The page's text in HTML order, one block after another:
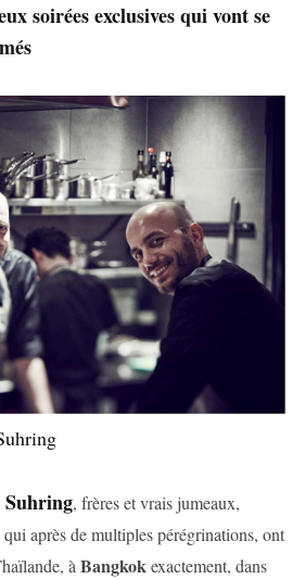
soirées exclusives qui vont se
, frères et vrais jumeaux,
qui après de multiples pérégrinations, ont
à Bangkokexactement, dans